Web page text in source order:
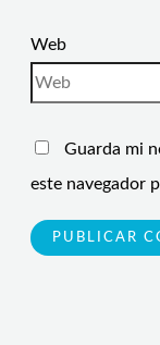
Web
Guarda mi
este navegador